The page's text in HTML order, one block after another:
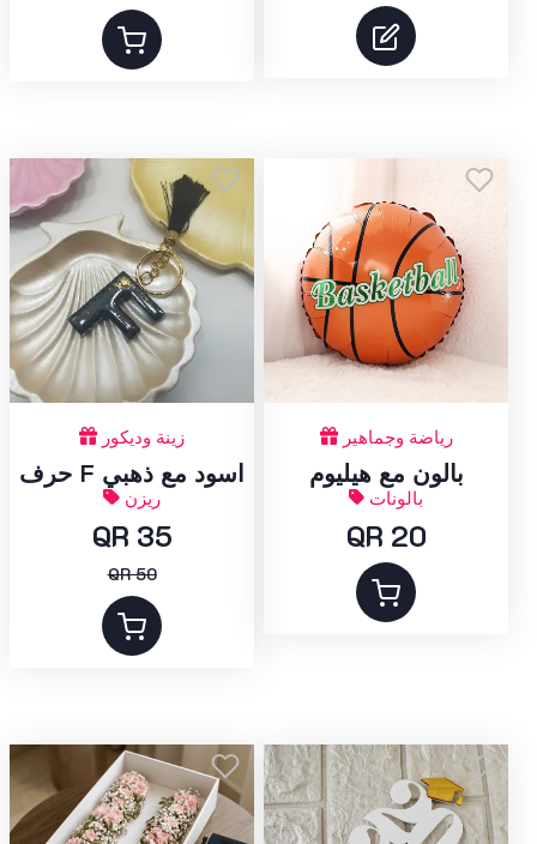
زينة وديكور
حرف F اسود مع ذهبي
ريزن
QR 35
QR 50
رياضة وجماهير
بالون مع هيليوم
بالونات
QR 20